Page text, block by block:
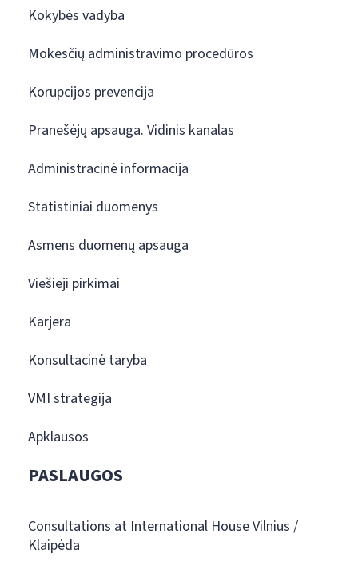
Kokybės vadyba
Mokesčių administravimo procedūros
Korupcijos prevencija
Pranešėjų apsauga. Vidinis kanalas
Administracinė informacija
Statistiniai duomenys
Asmens duomenų apsauga
Viešieji pirkimai
Karjera
Konsultacinė taryba
VMI strategija
Apklausos
PASLAUGOS
Consultations at International House Vilnius /
Klaipėda